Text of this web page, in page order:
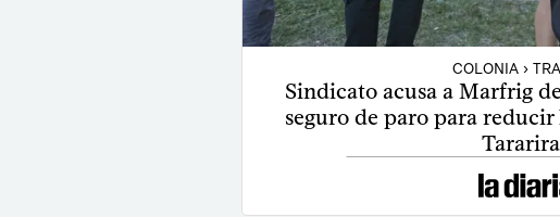
COLONIA ›
Sindicato acusa a Marfrig
seguro de paro para